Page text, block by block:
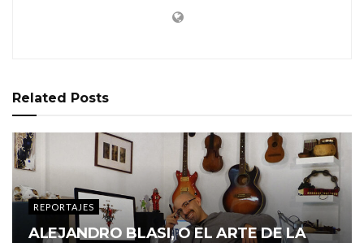
Related Posts
REPORTAJES
ALEJANDRO BLASI, O EL ARTE DE LA